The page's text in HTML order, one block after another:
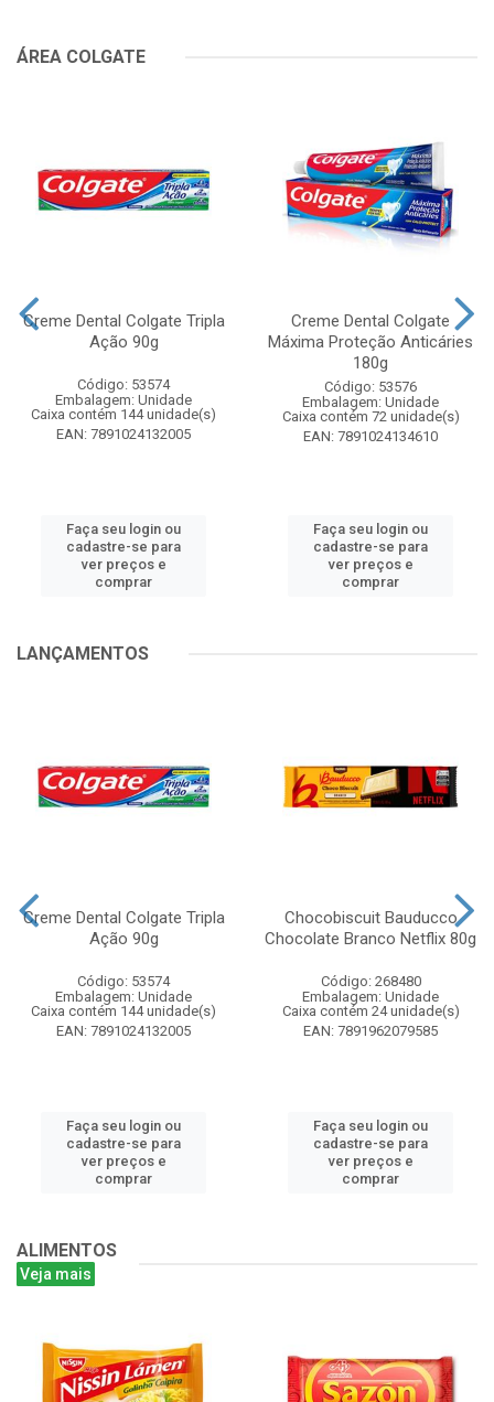
ÁREA COLGATE
Creme Dental Colgate Tripla
Ação 90g
Código: 53574
Embalagem: Unidade
Caixa contém 144 unidade(s)
EAN: 7891024132005
Faça seu login ou
cadastre-se para
ver preços e
comprar
Creme Dental Colgate
Máxima Proteção Anticáries
180g
Código: 53576
Embalagem: Unidade
Caixa contém 72 unidade(s)
EAN: 7891024134610
Faça seu login ou
cadastre-se para
ver preços e
comprar
LANÇAMENTOS
Creme Dental Colgate Tripla
Ação 90g
Código: 53574
Embalagem: Unidade
Caixa contém 144 unidade(s)
EAN: 7891024132005
Faça seu login ou
cadastre-se para
ver preços e
comprar
Chocobiscuit Bauducco
Chocolate Branco Netflix 80g
Código: 268480
Embalagem: Unidade
Caixa contém 24 unidade(s)
EAN: 7891962079585
Faça seu login ou
cadastre-se para
ver preços e
comprar
ALIMENTOS
Veja mais